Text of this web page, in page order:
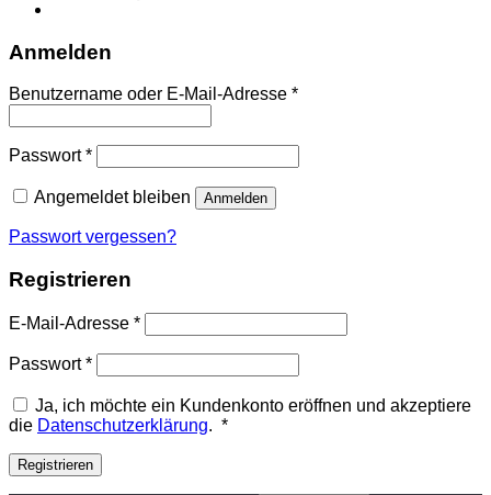
Anmelden
Benutzername oder E-Mail-Adresse *Erforderlich
Passwort*Erforderlich
Angemeldet bleiben Anmelden
Passwort vergessen?
Registrieren
E-Mail-Adresse *Erforderlich
Passwort*Erforderlich
Ja, ich möchte ein Kundenkonto eröffnen und akzeptiere
die Datenschutzerklärung. *Erforderlich
Registrieren